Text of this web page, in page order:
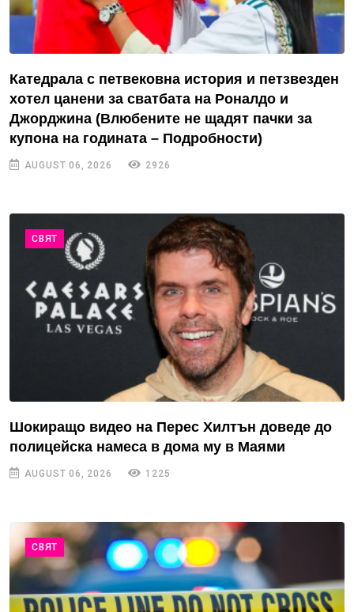
Катедрала с петвековна история и петзвезден
хотел цанени за сватбата на Роналдо и
Джорджина (Влюбените не щадят пачки за
купона на годината – Подробности)
AUGUST 06, 2026 2926
СВЯТ
Шокиращо видео на Перес Хилтън доведе до
полицейска намеса в дома му в Маями
AUGUST 06, 2026 1225
СВЯТ